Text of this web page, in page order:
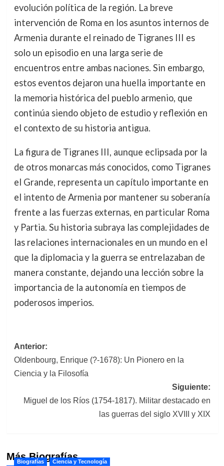
evolución política de la región. La breve
intervención de Roma en los asuntos internos de
Armenia durante el reinado de Tigranes III es
solo un episodio en una larga serie de
encuentros entre ambas naciones. Sin embargo,
estos eventos dejaron una huella importante en
la memoria histórica del pueblo armenio, que
continúa siendo objeto de estudio y reflexión en
el contexto de su historia antigua.
La figura de Tigranes III, aunque eclipsada por la
de otros monarcas más conocidos, como Tigranes
el Grande, representa un capítulo importante en
el intento de Armenia por mantener su soberanía
frente a las fuerzas externas, en particular Roma
y Partia. Su historia subraya las complejidades de
las relaciones internacionales en un mundo en el
que la diplomacia y la guerra se entrelazaban de
manera constante, dejando una lección sobre la
importancia de la autonomía en tiempos de
poderosos imperios.
Navegación
de
entradas
Anterior:
Oldenbourg, Enrique (?-1678): Un Pionero en la
Ciencia y la Filosofía
Siguiente:
Miguel de los Ríos (1754-1817). Militar destacado en
las guerras del siglo XVIII y XIX
Más Biografías
Biografías Ciencia y Tecnología